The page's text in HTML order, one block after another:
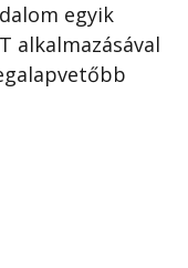
egyik
alkalmazásával